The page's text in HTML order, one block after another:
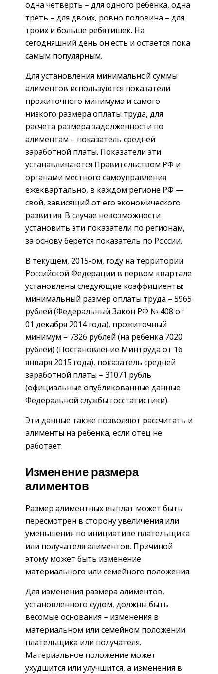
одна четверть – для одного ребенка, одна
треть – для двоих, ровно половина – для
троих и больше ребятишек. На
сегодняшний день он есть и остается пока
самым популярным.
Для установления минимальной суммы
алиментов используются показатели
прожиточного минимума и самого
низкого размера оплаты труда, для
расчета размера задолженности по
алиментам – показатель средней
заработной платы. Показатели эти
устанавливаются Правительством РФ и
органами местного самоуправления
ежеквартально, в каждом регионе РФ —
свой, зависящий от его экономического
развития. В случае невозможности
установить эти показатели по регионам,
за основу берется показатель по России.
В текущем, 2015-ом, году на территории
Российской Федерации в первом квартале
установлены следующие коэффициенты:
минимальный размер оплаты труда – 5965
рублей (Федеральный Закон РФ № 408 от
01 декабря 2014 года), прожиточный
минимум – 7326 рублей (на ребенка 7020
рублей) (Постановление Минтруда от 16
января 2015 года), показатель средней
заработной платы – 31071 рубль
(официальные опубликованные данные
Федеральной службы госстатистики).
Эти данные также позволяют рассчитать и
алименты на ребенка, если отец не
работает.
Изменение размера
алиментов
Размер алиментных выплат может быть
пересмотрен в сторону увеличения или
уменьшения по инициативе плательщика
или получателя алиментов. Причиной
этому может быть изменение
материального или семейного положения.
Для изменения размера алиментов,
установленного судом, должны быть
весомые основания – изменения в
материальном или семейном положении
плательщика или получателя.
Материальное положение может
ухудшится или улучшится, а изменения в